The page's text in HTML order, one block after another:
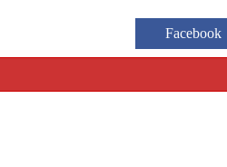
Facebook